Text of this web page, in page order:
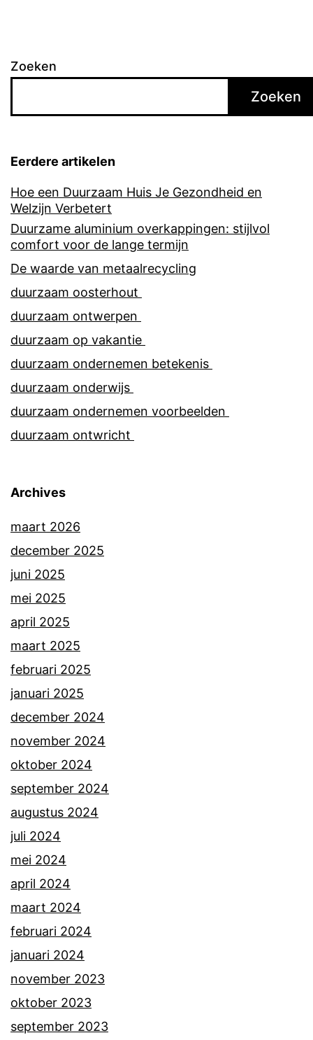
Zoeken
Zoeken
Eerdere artikelen
Hoe een Duurzaam Huis Je Gezondheid en
Welzijn Verbetert
Duurzame aluminium overkappingen: stijlvol
comfort voor de lange termijn
De waarde van metaalrecycling
duurzaam oosterhout
duurzaam ontwerpen
duurzaam op vakantie
duurzaam ondernemen betekenis
duurzaam onderwijs
duurzaam ondernemen voorbeelden
duurzaam ontwricht
Archives
maart 2026
december 2025
juni 2025
mei 2025
april 2025
maart 2025
februari 2025
januari 2025
december 2024
november 2024
oktober 2024
september 2024
augustus 2024
juli 2024
mei 2024
april 2024
maart 2024
februari 2024
januari 2024
november 2023
oktober 2023
september 2023